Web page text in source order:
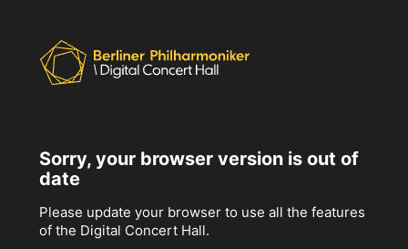
Sorry, your browser version is out of
date
Please update your browser to use all the features
of the Digital Concert Hall.